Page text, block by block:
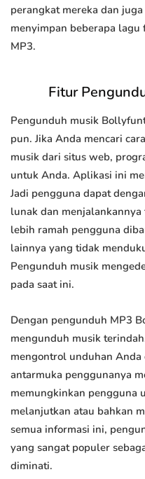
perangkat mereka dan
menyimpan beberapa
MP3.
Fitur
Pengunduh musik
pun. Jika Anda mencari
musik dari situs web,
untuk Anda. Aplikasi ini
Jadi pengguna dapat
lunak dan
lebih ramah pengguna
lainnya yang tidak
Pengunduh musik
pada saat ini.
Dengan pengunduh MP3
mengunduh musik
mengontrol unduhan
antarmuka penggunanya
memungkinkan pengguna
melanjutkan atau bahkan
semua informasi ini,
yang sangat populer
diminati.